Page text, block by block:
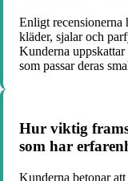
Enligt recensionerna
kläder, sjalar och
Kunderna
som passar deras
Hur viktig
som har
Kunderna betonar